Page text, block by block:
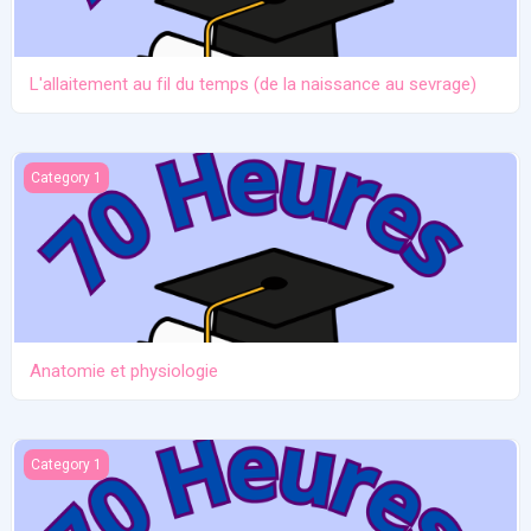
L'allaitement au fil du temps (de la naissance au sevrage)
Anatomie et physiologie
Category 1
Anatomie et physiologie
Ictère et hypoglycémie
Category 1